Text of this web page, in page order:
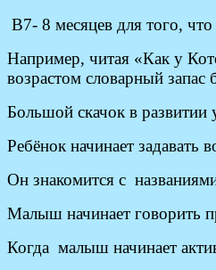
В7- 8 месяцев для того,
Например, читая «Как у
возрастом словарный запас
Большой скачок в развитии
Ребёнок начинает задавать
Он знакомится с
Малыш начинает говорить
Когда малыш начинает